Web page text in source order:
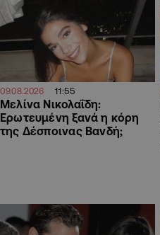
09.08.2026 11:55
Μελίνα Νικολαΐδη:
Ερωτευμένη ξανά η κόρη
της Δέσποινας Βανδή;